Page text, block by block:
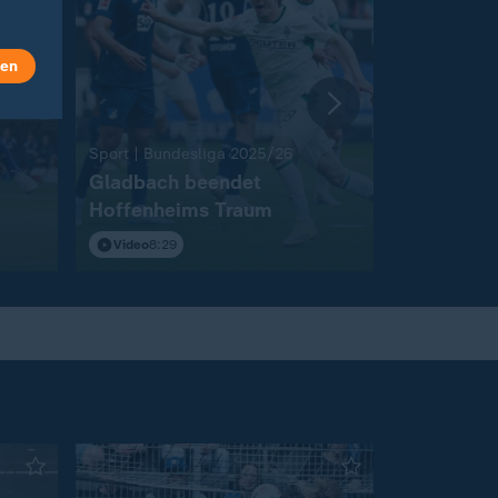
Sport | Bundesliga 2025/26
Gladbach beendet
Hoffenheims Traum
Video8:29